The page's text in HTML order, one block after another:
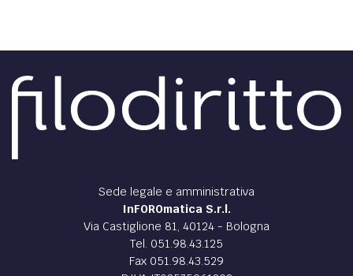
Sede legale e amministrativa
InFOROmatica S.r.l.
Via Castiglione 81, 40124 - Bologna
Tel. 051.98.43.125
Fax 051.98.43.529